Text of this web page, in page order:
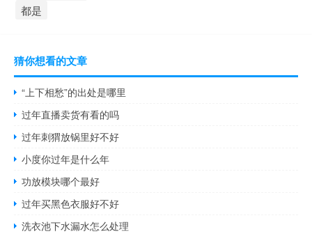
都是
猜你想看的文章
“上下相愁”的出处是哪里
过年直播卖货有看的吗
过年刺猬放锅里好不好
小度你过年是什么年
功放模块哪个最好
过年买黑色衣服好不好
洗衣池下水漏水怎么处理